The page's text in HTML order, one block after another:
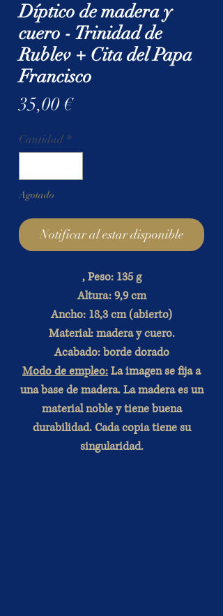
Díptico de madera y
cuero - Trinidad de
Rublev + Cita del Papa
Francisco
35,00 €Precio
Cantidad *
Agotado
Notificar al estar disponible
, Peso: 135 g
Altura: 9,9 cm
Ancho: 18,3 cm (abierto)
Material: madera y cuero.
Acabado: borde dorado
Modo de empleo:La imagen se fija a
una base de madera. La madera es un
material noble y tiene buena
durabilidad. Cada copia tiene su
singularidad.